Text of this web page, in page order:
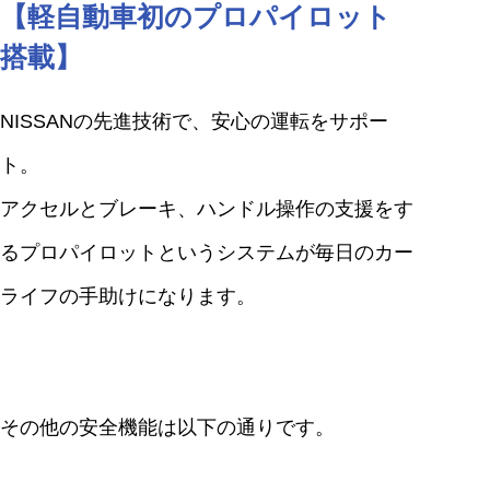
【軽自動車初のプロパイロット
搭載】
NISSANの先進技術で、安心の運転をサポー
ト。
アクセルとブレーキ、ハンドル操作の支援をす
るプロパイロットというシステムが毎日のカー
ライフの手助けになります。
その他の安全機能は以下の通りです。